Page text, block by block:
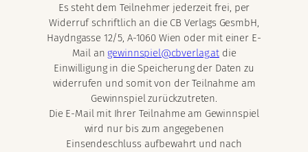
Es steht dem Teilnehmer jederzeit frei, per
Widerruf schriftlich an die CB Verlags GesmbH,
Haydngasse 12/5, A-1060 Wien oder mit einer E-
Mail an gewinnspiel@cbverlag.atdie
Einwilligung in die Speicherung der Daten zu
widerrufen und somit von der Teilnahme am
Gewinnspiel zurückzutreten.
Die E-Mail mit Ihrer Teilnahme am Gewinnspiel
wird nur bis zum angegebenen
Einsendeschluss aufbewahrt und nach